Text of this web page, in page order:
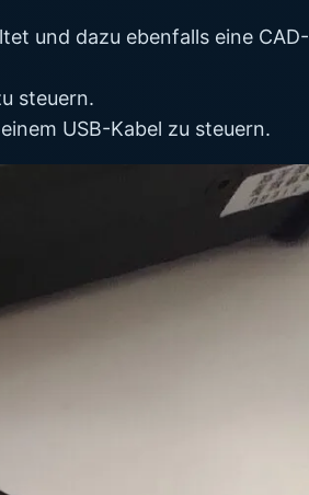
und dazu ebenfalls eine CAD-
steuern.
USB-Kabel zu steuern.